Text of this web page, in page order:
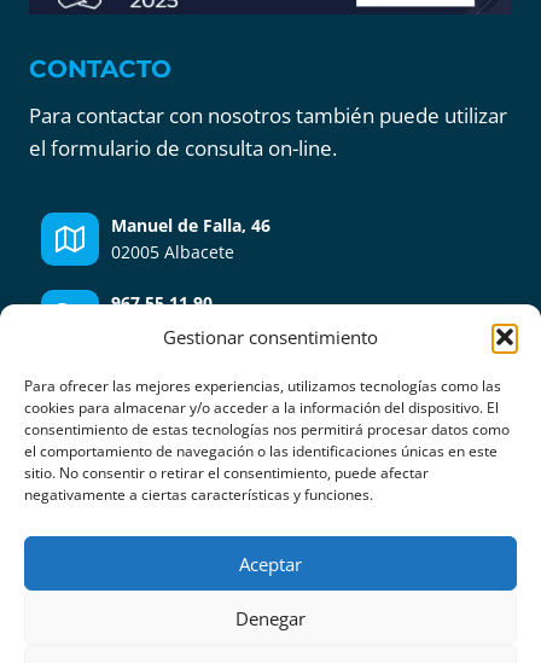
Gestionar consentimiento
Para ofrecer las mejores experiencias, utilizamos tecnologías como las
cookies para almacenar y/o acceder a la información del dispositivo. El
consentimiento de estas tecnologías nos permitirá procesar datos como
el comportamiento de navegación o las identificaciones únicas en este
sitio. No consentir o retirar el consentimiento, puede afectar
negativamente a ciertas características y funciones.
Aceptar
Denegar
CONTACTO
Para contactar con nosotros también puede utilizar
el formulario de consulta on-line.
Manuel de Falla, 46
02005 Albacete
967 55 11 90
Fax: 967 22 44 20
info@cetefin.es
Lunes - Viernes
9:00-14:00 y 16:30-19:30
© 2026 Cetefin S.L. |Aviso Legal|Política de Privacidad|
Compromiso con la protección de